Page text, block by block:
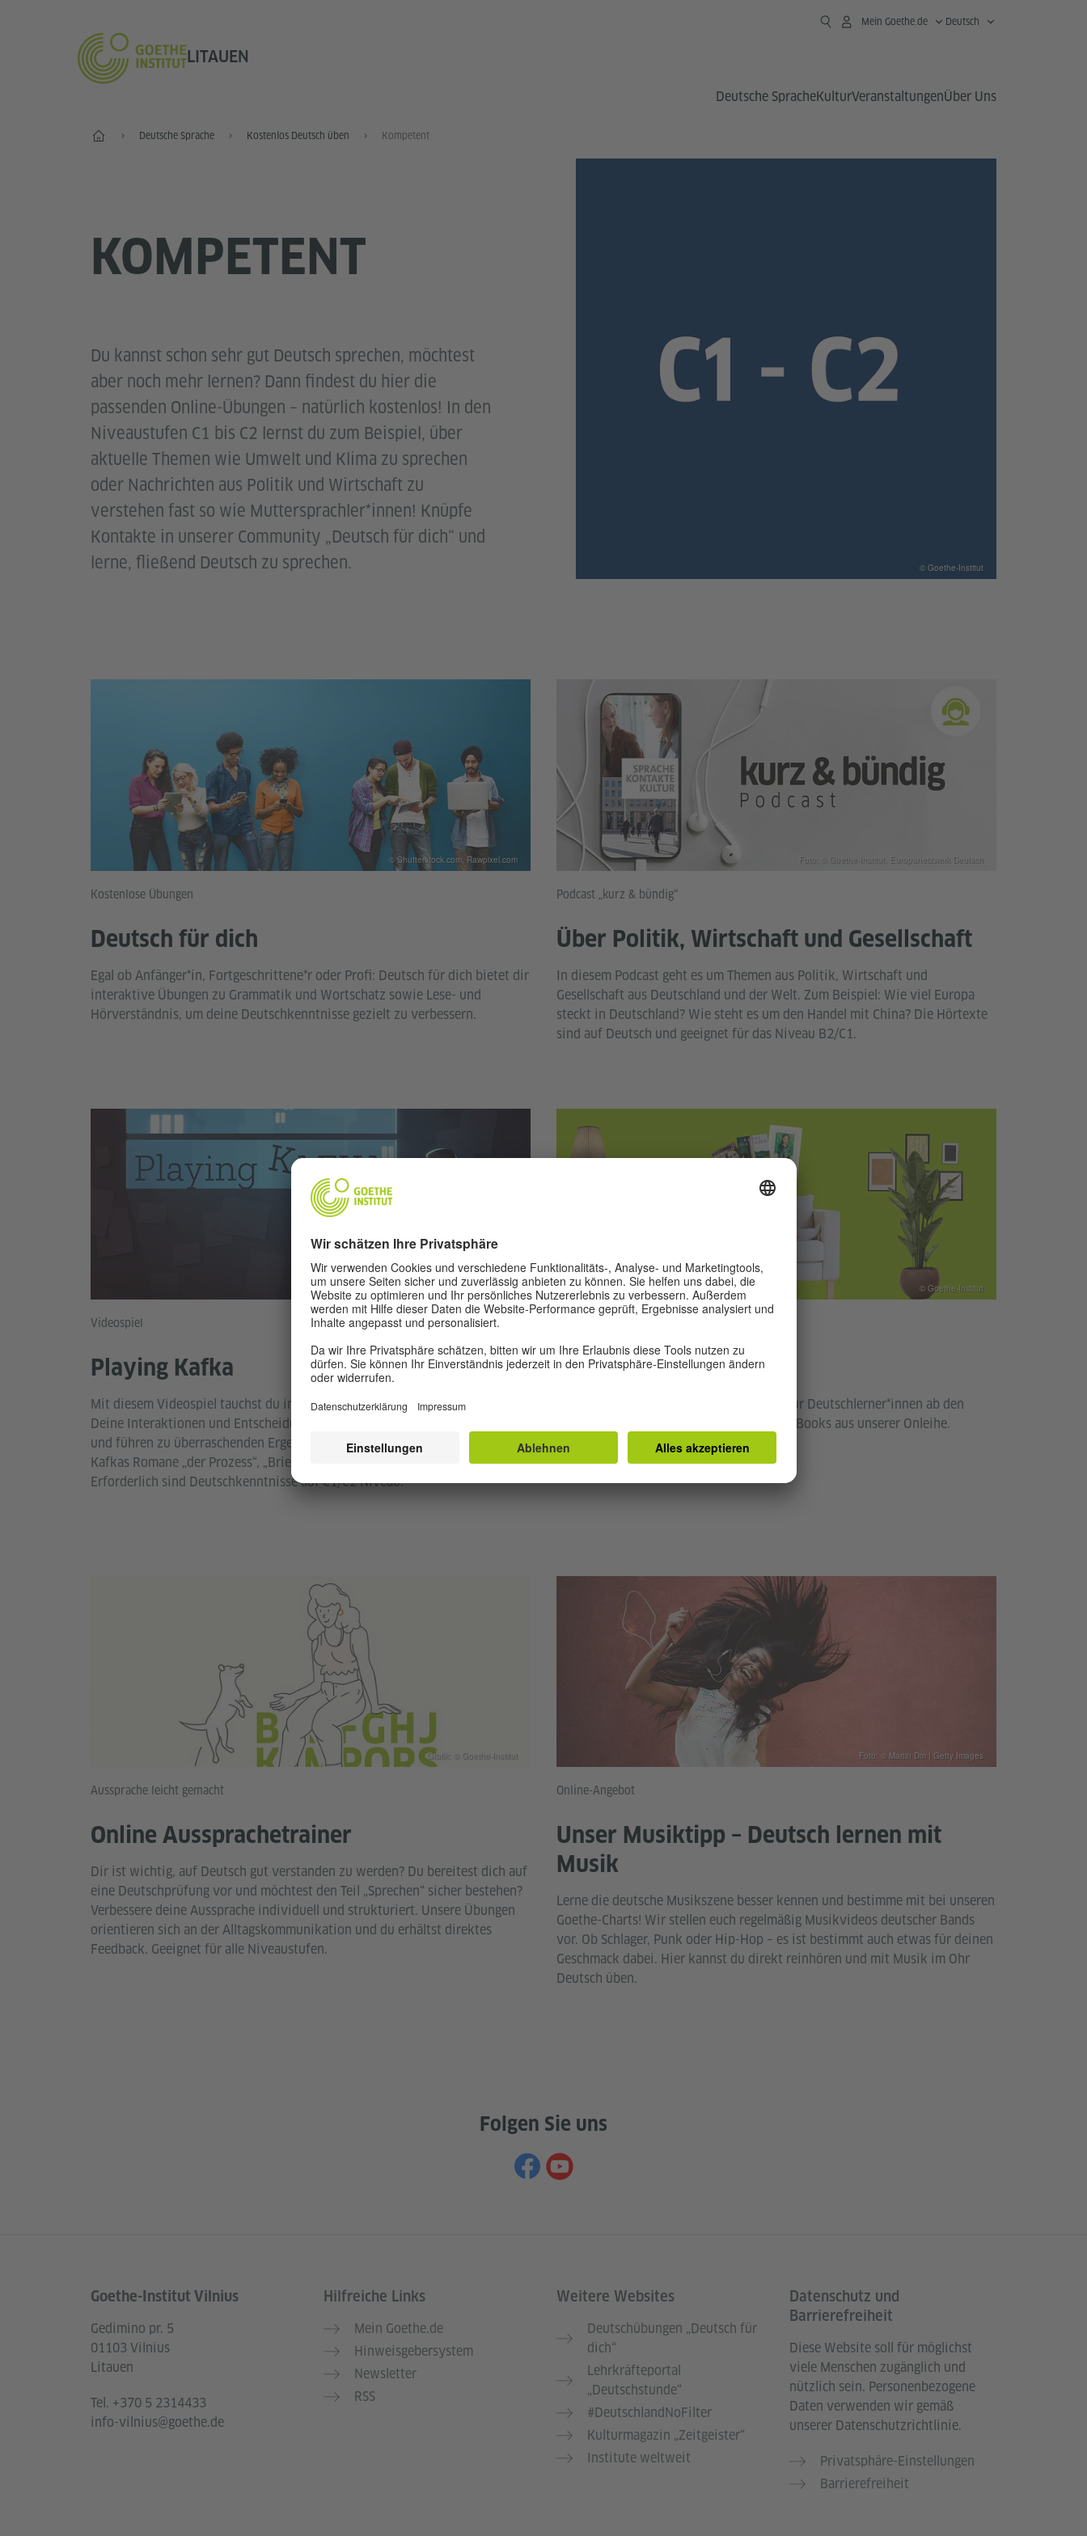
LITAUEN
Mein Goethe.de Deutsch
Deutsche SpracheKulturVeranstaltungenÜber Uns
Start Deutsche Sprache Kostenlos Deutsch üben Kompetent
KOMPETENT
Du kannst schon sehr gut Deutsch sprechen, möchtest
aber noch mehr lernen? Dann findest du hier die
passenden Online-Übungen – natürlich kostenlos! In den
Niveaustufen C1 bis C2 lernst du zum Beispiel, über
aktuelle Themen wie Umwelt und Klima zu sprechen
oder Nachrichten aus Politik und Wirtschaft zu
verstehen fast so wie Muttersprachler*innen! Knüpfe
Kontakte in unserer Community „Deutsch für dich“ und
lerne, fließend Deutsch zu sprechen.
© Goethe-Institut
Kostenlose Übungen
Deutsch für dich
Egal ob Anfänger*in, Fortgeschrittene*r oder Profi: Deutsch für dich bietet dir
interaktive Übungen zu Grammatik und Wortschatz sowie Lese- und
Hörverständnis, um deine Deutschkenntnisse gezielt zu verbessern.
© Shutterstock.com, Rawpixel.com
Podcast „kurz & bündig“
Über Politik, Wirtschaft und Gesellschaft
In diesem Podcast geht es um Themen aus Politik, Wirtschaft und
Gesellschaft aus Deutschland und der Welt. Zum Beispiel: Wie viel Europa
steckt in Deutschland? Wie steht es um den Handel mit China? Die Hörtexte
sind auf Deutsch und geeignet für das Niveau B2/C1.
Foto: © Goethe-Institut, Europanetzwerk Deutsch
Videospiel
Playing Kafka
Mit diesem Videospiel tauchst du in die mysteriöse Romanwelt Kafkas ein.
Deine Interaktionen und Entscheidungen beeinflussen dabei den Spielverlauf
und führen zu überraschenden Ergebnissen. Die Spielmodule lehnen an
Kafkas Romane „der Prozess“, „Brief an den Vater“ und „das Schloss“ an.
Erforderlich sind Deutschkenntnisse auf C1/C2 Niveau.
© Goethe-Institut | Charles Games
Lesen leicht gemacht
Wenn „leichte Lesetexte“ zu leicht sind: Für Deutschlerner*innen ab den
Niveaustufen B2 und C1 empfehlen wir E-Books aus unserer Onleihe.
© Goethe-Institut
Aussprache leicht gemacht
Online Aussprachetrainer
Dir ist wichtig, auf Deutsch gut verstanden zu werden? Du bereitest dich auf
eine Deutschprüfung vor und möchtest den Teil „Sprechen“ sicher bestehen?
Verbessere deine Aussprache individuell und strukturiert. Unsere Übungen
orientieren sich an der Alltagskommunikation und du erhältst direktes
Feedback. Geeignet für alle Niveaustufen.
Grafik: © Goethe-Institut
Online-Angebot
Unser Musiktipp – Deutsch lernen mit
Musik
Lerne die deutsche Musikszene besser kennen und bestimme mit bei unseren
Goethe-Charts! Wir stellen euch regelmäßig Musikvideos deutscher Bands
vor. Ob Schlager, Punk oder Hip-Hop – es ist bestimmt auch etwas für deinen
Geschmack dabei. Hier kannst du direkt reinhören und mit Musik im Ohr
Deutsch üben.
Foto: © Martin Dm | Getty Images
Folgen Sie uns
Service- und Informationsbereich
Goethe-Institut Vilnius
Gedimino pr. 5
01103 Vilnius
Litauen
Tel. +370 5 2314433
info-vilnius@goethe.de
Hilfreiche Links
Mein Goethe.de
Hinweisgebersystem
Newsletter
RSS
Weitere Websites
Deutschübungen „Deutsch für
dich“
Lehrkräfteportal
„Deutschstunde“
#DeutschlandNoFilter
Kulturmagazin „Zeitgeister“
Institute weltweit
Datenschutz und
Barrierefreiheit
Diese Website soll für möglichst
viele Menschen zugänglich und
nützlich sein. Personenbezogene
Daten verwenden wir gemäß
unserer Datenschutzrichtlinie.
Privatsphäre-Einstellungen
Barrierefreiheit